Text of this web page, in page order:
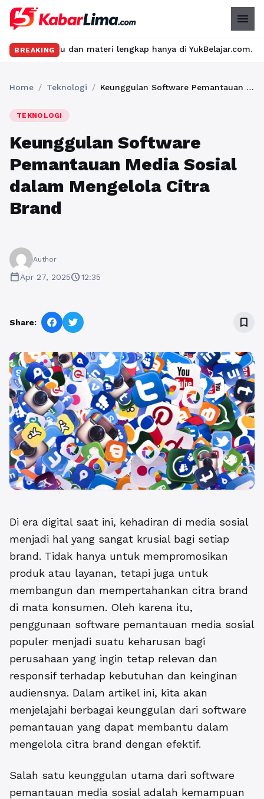
menu
BREAKING
dan materi lengkap hanya di YukBelajar.com. Mulai
Home / Teknologi / Keunggulan Software Pemantauan Media Sosial dalam Mengelola Citra Brand
TEKNOLOGI
Keunggulan Software
Pemantauan Media Sosial
dalam Mengelola Citra
Brand
Author
calendar_todayApr 27, 2025schedule12:35
Share: bookmark_border
Di era digital saat ini, kehadiran di media sosial
menjadi hal yang sangat krusial bagi setiap
brand. Tidak hanya untuk mempromosikan
produk atau layanan, tetapi juga untuk
membangun dan mempertahankan citra brand
di mata konsumen. Oleh karena itu,
penggunaan software pemantauan media sosial
populer menjadi suatu keharusan bagi
perusahaan yang ingin tetap relevan dan
responsif terhadap kebutuhan dan keinginan
audiensnya. Dalam artikel ini, kita akan
menjelajahi berbagai keunggulan dari software
pemantauan yang dapat membantu dalam
mengelola citra brand dengan efektif.
Salah satu keunggulan utama dari software
pemantauan media sosial adalah kemampuan